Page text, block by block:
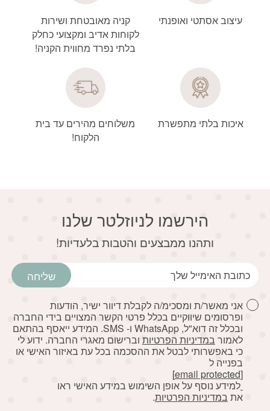
עיצוב אסתטי ואופנתי
קניה מאובטחת ושירות
לקוחות אדיב ומקצועי כחלק
בלתי נפרד מחווית הקניה!
איכות בלתי מתפשרת
משלוחים מהירים עד בית
הלקוח!
הירשמו לניוזלטר שלנו
ותהנו ממבצעים והטבות בלעדיות!
דוא׳׳ל
שליחה
אני מאשר/ת ומסכימ/ה לקבלת דיוור ישיר, הודעות
ופרסומים שיווקיים בכלל פרטי הקשר המצויים בידי החברה
ובכלל זה דוא"ל, WhatsApp ו- SMS. המידע ייאסף בהתאם
לאמור במדיניות הפרטיות וברישום מאגרי החברה. ידוע לי
כי באפשרותי לבטל את ההסכמה בכל עת באיזור האישי או
בפנייה ל
[email protected]
למידע נוסף על אופן השימוש במידע האישי ראו
את במדיניות הפרטיות.